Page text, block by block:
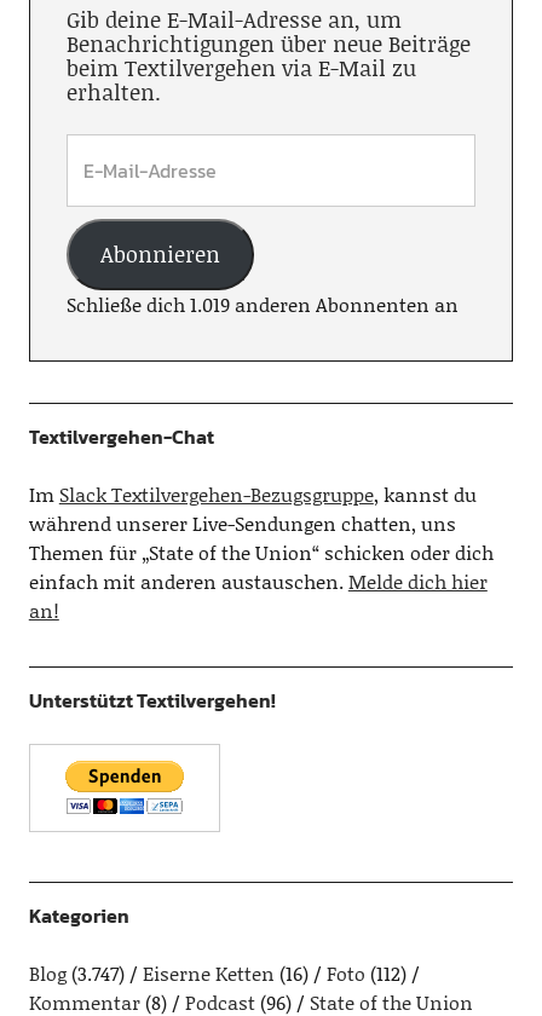
Gib deine E-Mail-Adresse an, um
Benachrichtigungen über neue Beiträge
beim Textilvergehen via E-Mail zu
erhalten.
Abonnieren
Schließe dich 1.019 anderen Abonnenten an
Textilvergehen-Chat
Im Slack Textilvergehen-Bezugsgruppe, kannst du
während unserer Live-Sendungen chatten, uns
Themen für „State of the Union“ schicken oder dich
einfach mit anderen austauschen.Melde dich hier
an!
Unterstützt Textilvergehen!
Kategorien
Blog(3.747) Eiserne Ketten (16) Foto (112)
Kommentar(8) Podcast(96) State of the Union